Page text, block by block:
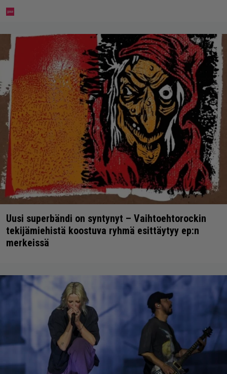
Uusi superbändi on syntynyt – Vaihtoehtorockin
tekijämiehistä koostuva ryhmä esittäytyy ep:n
merkeissä